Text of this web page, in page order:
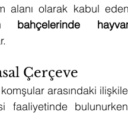
alanı olarak kabul
bahçelerinde
Çerçeve
arasındaki